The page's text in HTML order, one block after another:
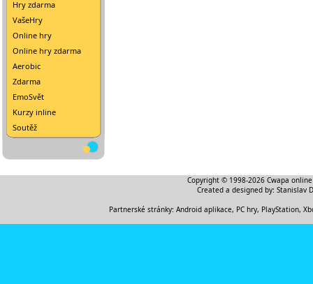
Hry zdarma
VašeHry
Online hry
Online hry zdarma
Aerobic
Zdarma
EmoSvět
Kurzy inline
Soutěž
Copyright © 1998-2026 Cwapa
Created a designed by: Stanislav
Partnerské stránky: Android aplikace, PC hry, PlayStation,